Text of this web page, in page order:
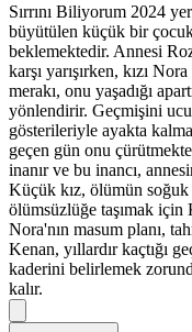
Sırrını Biliyorum 2024
büyütülen küçük bir
beklemektedir. Annesi
karşı yarışırken, kızı
merakı, onu yaşadığı
yönlendirir. Geçmişini
gösterileriyle ayakta
geçen gün onu
inanır ve bu inancı,
Küçük kız, ölümün soğuk
ölümsüzlüğe taşımak
Nora'nın masum planı,
Kenan, yıllardır kaçtığı
kaderini belirlemek
kalır.